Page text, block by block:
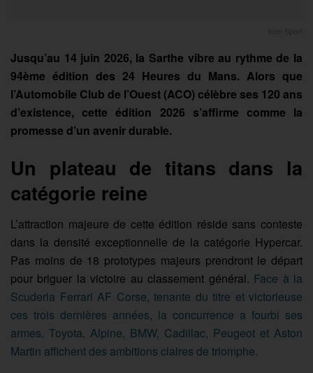
Jusqu’au 14 juin 2026, la Sarthe vibre au rythme de la
94ème édition des 24 Heures du Mans. Alors que
l’Automobile Club de l’Ouest (ACO) célèbre ses 120 ans
d’existence, cette édition 2026 s’affirme comme la
promesse d’un avenir durable.
Un plateau de titans dans la
catégorie reine
L’attraction majeure de cette édition réside sans conteste
dans la densité exceptionnelle de la catégorie Hypercar.
Pas moins de 18 prototypes majeurs prendront le départ
pour briguer la victoire au classement général. Face à la
Scuderia Ferrari AF Corse, tenante du titre et victorieuse
ces trois dernières années, la concurrence a fourbi ses
armes. Toyota, Alpine, BMW, Cadillac, Peugeot et Aston
Martin affichent des ambitions claires de triomphe.